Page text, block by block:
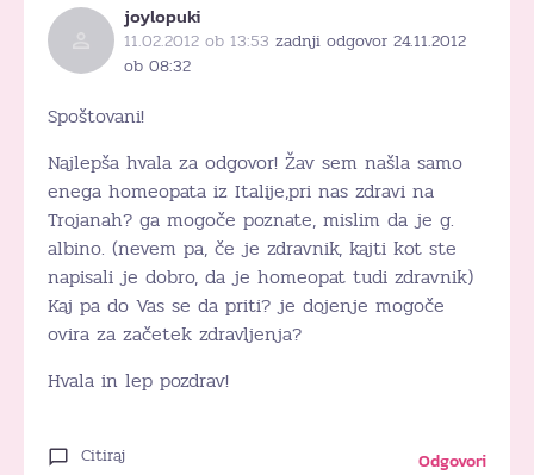
joylopuki
11.02.2012 ob 13:53 zadnji odgovor 24.11.2012
ob 08:32
Spoštovani!
Najlepša hvala za odgovor! Žav sem našla samo
enega homeopata iz Italije,pri nas zdravi na
Trojanah? ga mogoče poznate, mislim da je g.
albino. (nevem pa, če je zdravnik, kajti kot ste
napisali je dobro, da je homeopat tudi zdravnik)
Kaj pa do Vas se da priti? je dojenje mogoče
ovira za začetek zdravljenja?
Hvala in lep pozdrav!
Citiraj Odgovori